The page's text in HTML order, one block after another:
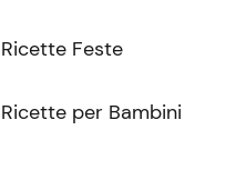
Ricette Feste
Ricette per Bambini